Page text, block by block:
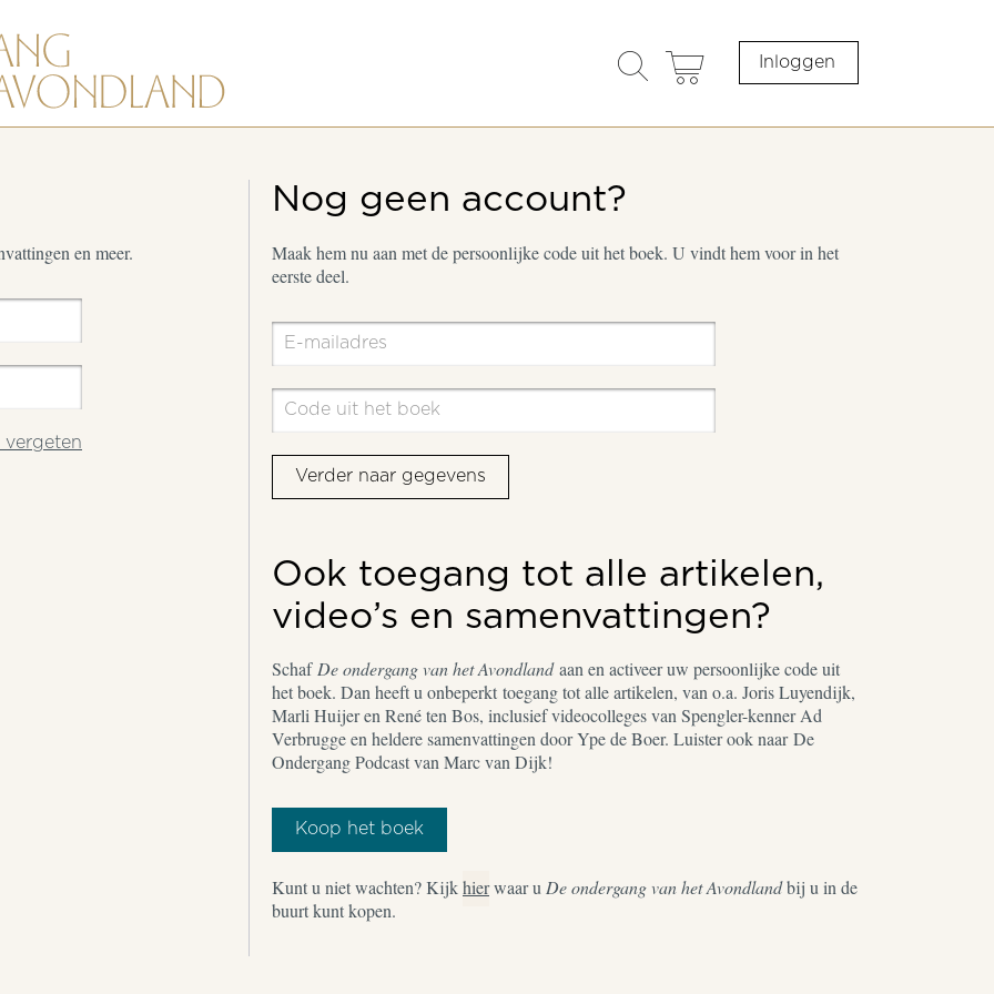
search
opener
cart Inloggen
en meer.
Nog geen account?
Maak hem nu aan met de persoonlijke code uit het boek. U vindt hem voor in het
eerste deel.
Verder naar gegevens
Ook toegang tot alle artikelen,
video’s en samenvattingen?
Schaf De ondergang van het Avondlandaan en activeer uw persoonlijke code uit
het boek. Dan heeft u onbeperkt toegang tot alle artikelen, van o.a. Joris Luyendijk,
Marli Huijer en René ten Bos, inclusief videocolleges van Spengler-kenner Ad
Verbrugge en heldere samenvattingen door Ype de Boer. Luister ook naar De
Ondergang Podcast van Marc van Dijk!
Koop het boek
Kunt u niet wachten? Kijkhierwaar u De ondergang van het Avondlandbij u in de
buurt kunt kopen.